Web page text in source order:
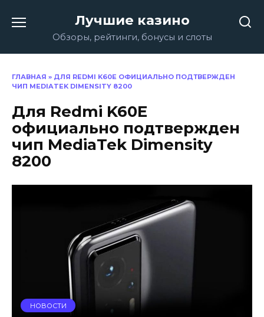
содержанию
Лучшие казино
Обзоры, рейтинги, бонусы и слоты
ГЛАВНАЯ » ДЛЯ REDMI K60E ОФИЦИАЛЬНО ПОДТВЕРЖДЕН
ЧИП MEDIATEK DIMENSITY 8200
Для Redmi K60E
официально подтвержден
чип MediaTek Dimensity
8200
НОВОСТИ